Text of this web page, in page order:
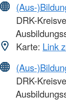
(Aus-
DRK-
Karte: Link
(Aus-
DRK-